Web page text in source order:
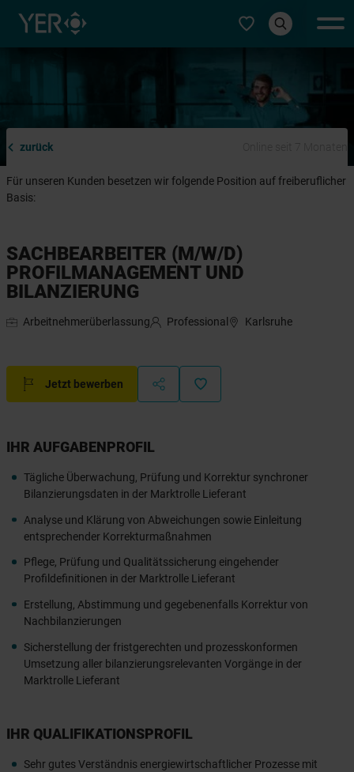
Typ auswählen
zurück
Für unseren Kunden besetzen wir folgende Position auf freiberuflicher
Basis:
SACHBEARBEITER (M/W/D)
PROFILMANAGEMENT UND
BILANZIERUNG
Arbeitnehmerüberlassung Professional Karlsruhe
Jetzt bewerben
IHR AUFGABENPROFIL
Tägliche Überwachung, Prüfung und Korrektur synchroner
Bilanzierungsdaten in der Marktrolle Lieferant
Analyse und Klärung von Abweichungen sowie Einleitung
entsprechender Korrekturmaßnahmen
Pflege, Prüfung und Qualitätssicherung eingehender
Profildefinitionen in der Marktrolle Lieferant
Erstellung, Abstimmung und gegebenenfalls Korrektur von
Nachbilanzierungen
Sicherstellung der fristgerechten und prozesskonformen
Umsetzung aller bilanzierungsrelevanten Vorgänge in der
Marktrolle Lieferant
IHR QUALIFIKATIONSPROFIL
Sehr gutes Verständnis energiewirtschaftlicher Prozesse mit